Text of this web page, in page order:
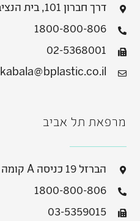
דרך חברון 101, בית הנציב- כניסה A
1800-800-806
02-5368001
kabala@bplastic.co.il
מרפאת תל אביב
הברזל 19 כניסה A קומה 2, רמת החייל
1800-800-806
03-5359015